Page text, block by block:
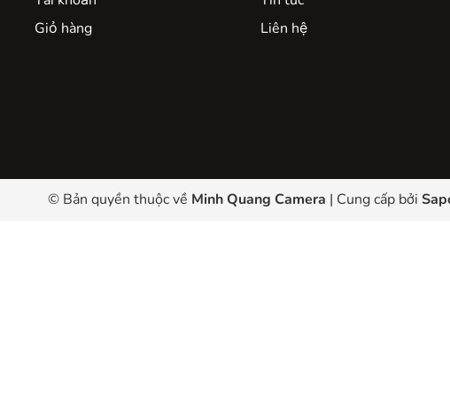
Giỏ hàng
Liên hệ
© Bản quyền thuộc về Minh Quang Camera | Cung cấp bởi